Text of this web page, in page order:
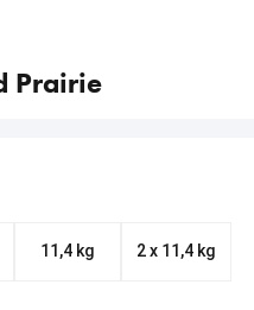
Prairie
11,4 kg 2 x 11,4 kg